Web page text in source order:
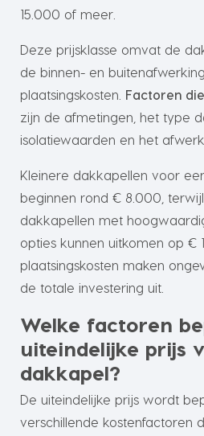
15.000 of meer.
Deze prijsklasse omvat de
de binnen- en
plaatsingskosten. Factoren
zijn de afmetingen, het type
isolatiewaarden en het
Kleinere dakkapellen voor
beginnen rond € 8.000,
dakkapellen met
opties kunnen uitkomen op €
plaatsingskosten maken
de totale investering uit.
Welke factoren
uiteindelijke prijs
dakkapel?
De uiteindelijke prijs wordt
verschillende kostenfactoren